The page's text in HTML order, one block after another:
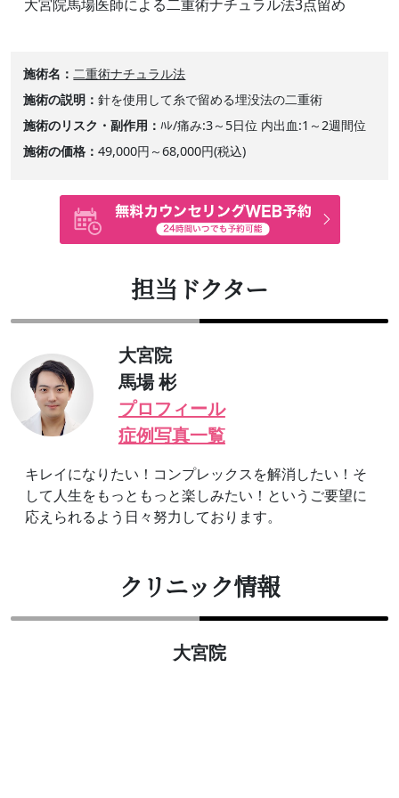
大宮院馬場医師による二重術ナチュラル法3点留め
施術名
二重術ナチュラル法
施術の説明
針を使用して糸で留める埋没法の二重術
施術のリスク・副作用
ﾊﾚ/痛み:3～5日位 内出血:1～2週間位
施術の価格
49,000円～68,000円(税込)
担当ドクター
大宮院
馬場 彬
プロフィール
症例写真一覧
キレイになりたい！コンプレックスを解消したい！そ
して人生をもっともっと楽しみたい！というご要望に
応えられるよう日々努力しております。
クリニック情報
大宮院